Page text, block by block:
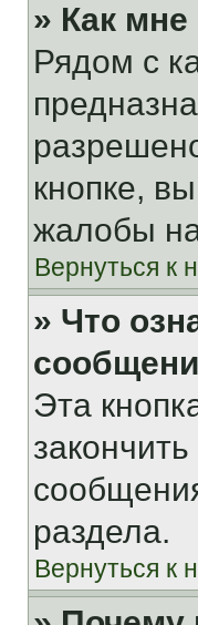
» Как
Рядом с
кнопке,
жалобы
Вернуться к
» Что
Эта
раздела.
Вернуться к